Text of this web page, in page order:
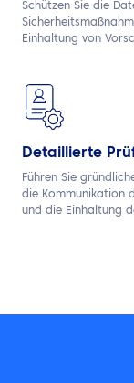
Schützen Sie die
Einhaltung von
Detaillierte
Führen Sie
die Kommunikation
und die Einhaltung